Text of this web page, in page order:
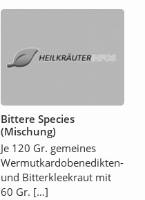
Bittere Species
(Mischung)
Je 120 Gr. gemeines
Wermutkardobenedikten-
und Bitterkleekraut mit
60 Gr. […]